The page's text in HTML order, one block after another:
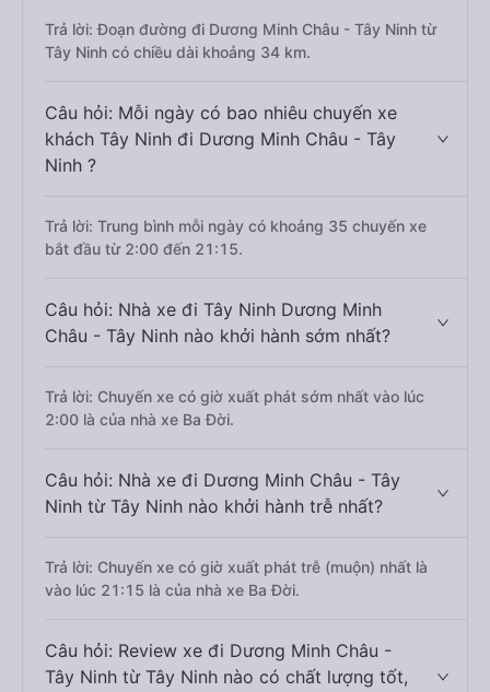
Trả lời: Đoạn đường đi Dương Minh Châu - Tây Ninh từ
Tây Ninh có chiều dài khoảng 34 km.
Câu hỏi: Mỗi ngày có bao nhiêu chuyến xe
khách Tây Ninh đi Dương Minh Châu - Tây
Ninh ?
Trả lời: Trung bình mỗi ngày có khoảng 35 chuyến xe
bắt đầu từ 2:00 đến 21:15.
Câu hỏi: Nhà xe đi Tây Ninh Dương Minh
Châu - Tây Ninh nào khởi hành sớm nhất?
Trả lời: Chuyến xe có giờ xuất phát sớm nhất vào lúc
2:00 là của nhà xe Ba Đời.
Câu hỏi: Nhà xe đi Dương Minh Châu - Tây
Ninh từ Tây Ninh nào khởi hành trễ nhất?
Trả lời: Chuyến xe có giờ xuất phát trễ (muộn) nhất là
vào lúc 21:15 là của nhà xe Ba Đời.
Câu hỏi: Review xe đi Dương Minh Châu -
Tây Ninh từ Tây Ninh nào có chất lượng tốt,